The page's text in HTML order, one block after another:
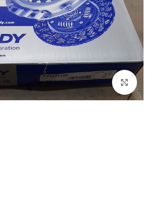
برای بزرگنمایی کلیک کنید